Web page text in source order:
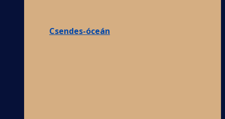
Csendes-óceán